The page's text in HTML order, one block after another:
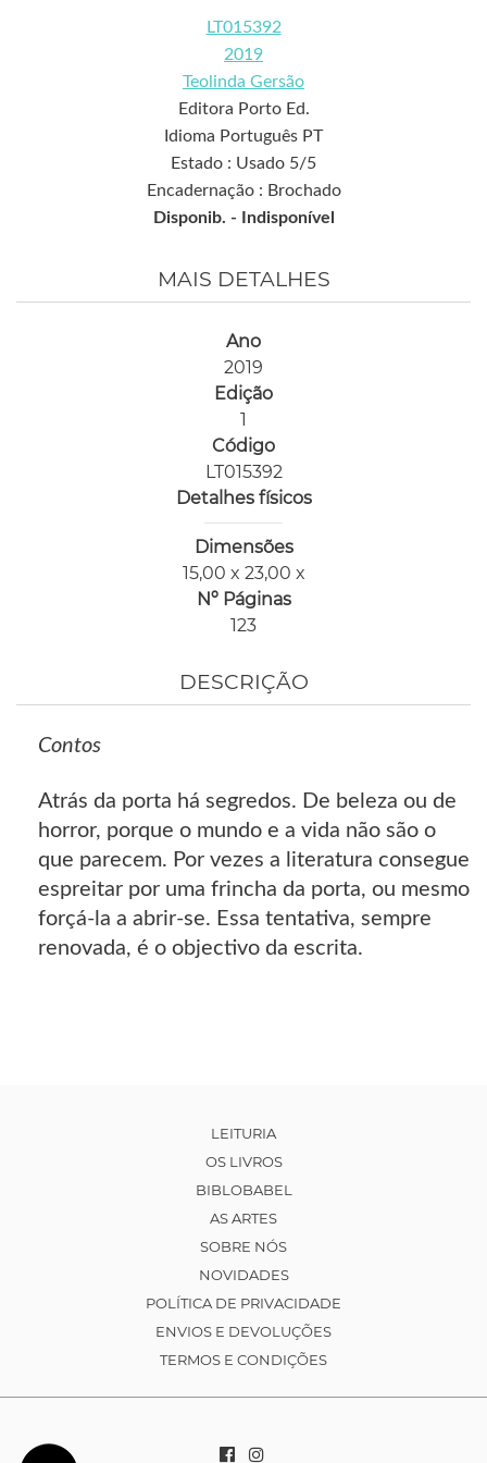
LT015392
2019
Teolinda Gersão
Editora Porto Ed.
Idioma Português PT
Estado : Usado 5/5
Encadernação : Brochado
Disponib. -
Indisponível
MAIS DETALHES
Ano
2019
Edição
1
Código
LT015392
Detalhes físicos
Dimensões
15,00 x 23,00 x
Nº Páginas
123
DESCRIÇÃO
Contos
Atrás da porta há segredos. De beleza ou de
horror, porque o mundo e a vida não são o
que parecem. Por vezes a literatura consegue
espreitar por uma frincha da porta, ou mesmo
forçá-la a abrir-se. Essa tentativa, sempre
renovada, é o objectivo da escrita.
LEITURIA
OS LIVROS
BIBLOBABEL
AS ARTES
SOBRE NÓS
NOVIDADES
POLÍTICA DE PRIVACIDADE
ENVIOS E DEVOLUÇÕES
TERMOS E CONDIÇÕES